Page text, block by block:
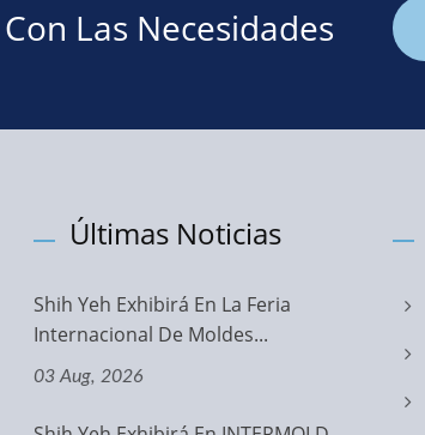
Las Necesidades
Últimas Noticias
Shih Yeh Exhibirá En La Feria
Internacional De Moldes...
03 Aug, 2026